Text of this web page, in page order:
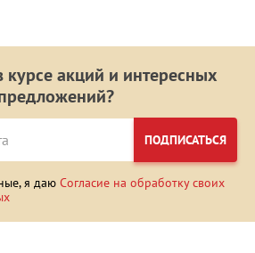
курсе акций и интересных
ПОДПИСАТЬСЯ
я даю Согласие на обработку своих